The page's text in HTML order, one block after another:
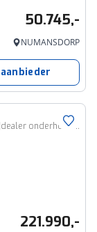
50.745,-
NUMANSDORP
4.0 GT3 Touring |stealth PPF|Org. NL|kerm. coating|dealer onderhouden|lift|sport chrono|18-voudig|Bose|stoelverwarming|
221.990,-